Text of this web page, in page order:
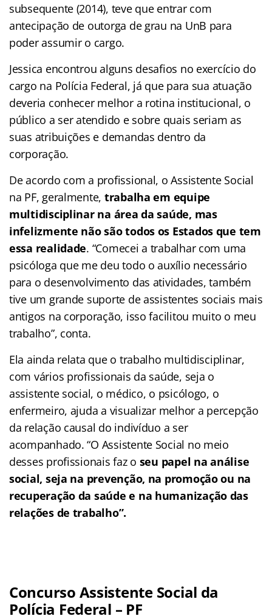
subsequente (2014), teve que entrar com
antecipação de outorga de grau na UnB para
poder assumir o cargo.
Jessica encontrou alguns desafios no exercício do
cargo na Polícia Federal, já que para sua atuação
deveria conhecer melhor a rotina institucional, o
público a ser atendido e sobre quais seriam as
suas atribuições e demandas dentro da
corporação.
De acordo com a profissional, o Assistente Social
na PF, geralmente, trabalha em equipe
multidisciplinar na área da saúde, mas
infelizmente não são todos os Estados que tem
essa realidade. “Comecei a trabalhar com uma
psicóloga que me deu todo o auxílio necessário
para o desenvolvimento das atividades, também
tive um grande suporte de assistentes sociais mais
antigos na corporação, isso facilitou muito o meu
trabalho”, conta.
Ela ainda relata que o trabalho multidisciplinar,
com vários profissionais da saúde, seja o
assistente social, o médico, o psicólogo, o
enfermeiro, ajuda a visualizar melhor a percepção
da relação causal do indivíduo a ser
acompanhado. “O Assistente Social no meio
desses profissionais faz o seu papel na análise
social, seja na prevenção, na promoção ou na
recuperação da saúde e na humanização das
relações de trabalho”.
Concurso Assistente Social da
Polícia Federal – PF